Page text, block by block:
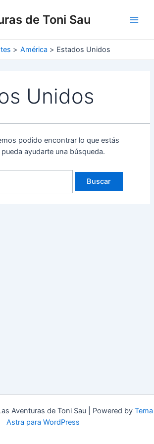
de Toni Sau
América Estados Unidos
Unidos
podido encontrar lo que estás
ayudarte una búsqueda.
Aventuras de Toni Sau | Powered by Tema
Astra para WordPress